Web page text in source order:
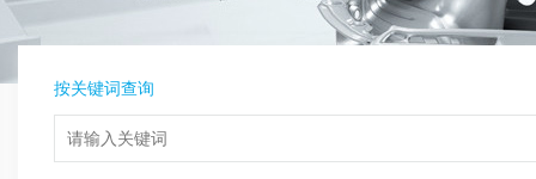
按关键词查询